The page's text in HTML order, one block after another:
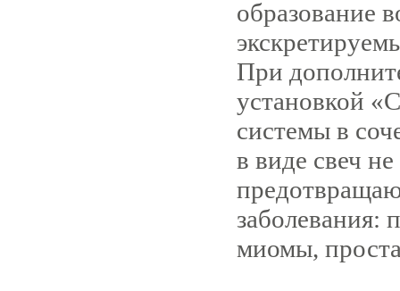
образование
При
установкой
системы в
в виде свеч
заболевания:
миомы,